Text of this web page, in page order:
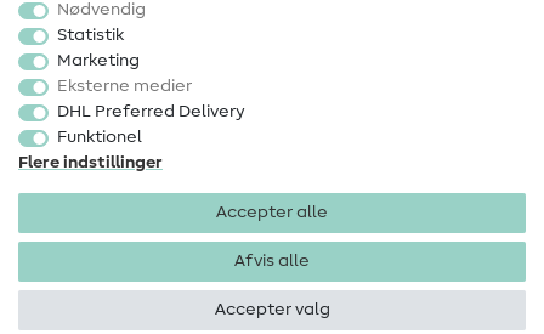
Sytilbehør
Udsalg
Nødvendig
Statistik
Marketing
Eksterne medier
DHL Preferred Delivery
Funktionel
Flere indstillinger
Accepter alle
Afvis alle
Accepter valg
Impressum Databeskyttelse
AGB
Ophavsret 2026 SewIY GmbH